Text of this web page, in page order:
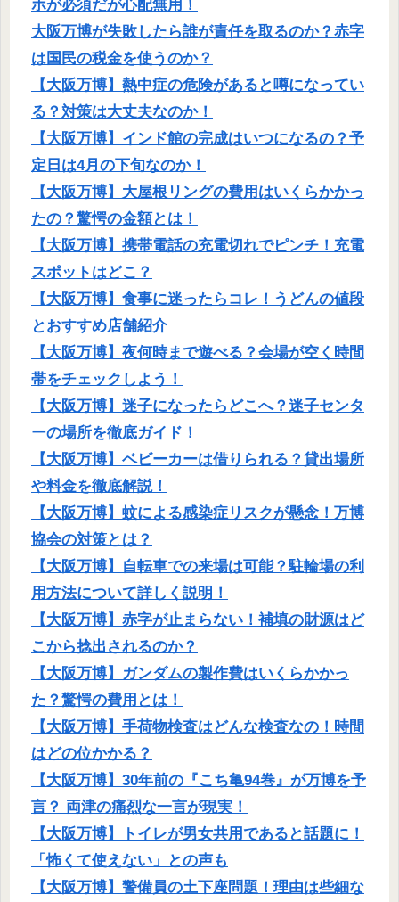
ホが必須だが心配無用！
大阪万博が失敗したら誰が責任を取るのか？赤字
は国民の税金を使うのか？
【大阪万博】熱中症の危険があると噂になってい
る？対策は大丈夫なのか！
【大阪万博】インド館の完成はいつになるの？予
定日は4月の下旬なのか！
【大阪万博】大屋根リングの費用はいくらかかっ
たの？驚愕の金額とは！
【大阪万博】携帯電話の充電切れでピンチ！充電
スポットはどこ？
【大阪万博】食事に迷ったらコレ！うどんの値段
とおすすめ店舗紹介
【大阪万博】夜何時まで遊べる？会場が空く時間
帯をチェックしよう！
【大阪万博】迷子になったらどこへ？迷子センタ
ーの場所を徹底ガイド！
【大阪万博】ベビーカーは借りられる？貸出場所
や料金を徹底解説！
【大阪万博】蚊による感染症リスクが懸念！万博
協会の対策とは？
【大阪万博】自転車での来場は可能？駐輪場の利
用方法について詳しく説明！
【大阪万博】赤字が止まらない！補填の財源はど
こから捻出されるのか？
【大阪万博】ガンダムの製作費はいくらかかっ
た？驚愕の費用とは！
【大阪万博】手荷物検査はどんな検査なの！時間
はどの位かかる？
【大阪万博】30年前の『こち亀94巻』が万博を予
言？ 両津の痛烈な一言が現実！
【大阪万博】トイレが男女共用であると話題に！
「怖くて使えない」との声も
【大阪万博】警備員の土下座問題！理由は些細な